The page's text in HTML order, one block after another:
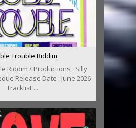
Trouble Riddim
Riddim / Productions : Silly
Release Date : June 2026
Tracklist ...